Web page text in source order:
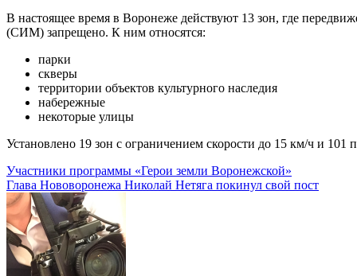
В настоящее время в Воронеже действуют 13 зон, где
(СИМ) запрещено. К ним относятся:
парки
скверы
территории объектов культурного наследия
набережные
некоторые улицы
Установлено 19 зон с ограничением скорости до 15 км/ч и 101
Навигация
по
записям
Участники программы «Герои земли Воронежской»
Глава Нововоронежа Николай Нетяга покинул свой пост